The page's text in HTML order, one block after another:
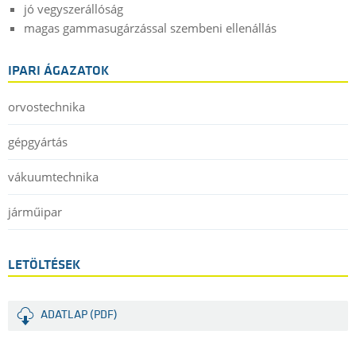
jó vegyszerállóság
magas gammasugárzással szembeni ellenállás
IPARI ÁGAZATOK
orvostechnika
gépgyártás
vákuumtechnika
járműipar
LETÖLTÉSEK
ADATLAP (PDF)